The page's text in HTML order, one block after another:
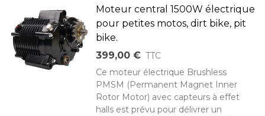
Moteur central 1500W électrique
pour petites motos, dirt bike, pit
bike.
399,00 € TTC
Ce moteur électrique Brushless
PMSM (Permanent Magnet Inner
Rotor Motor) avec capteurs à effet
halls est prévu pour délivrer un